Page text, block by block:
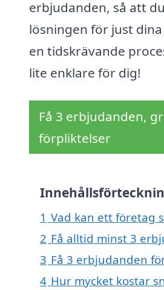
erbjudanden, så att
lösningen för just
en tidskrävande
lite enklare för dig!
Få 3 erbjudanden,
förpliktelser
1 Vad kan ett företag
2 Få alltid minst 3
3 Få 3 erbjudanden
4 Hur mycket kostar